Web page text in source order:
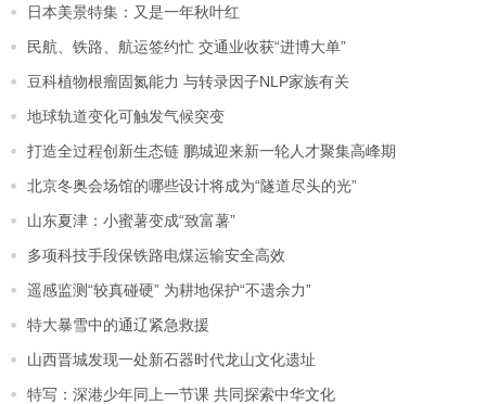
日本美景特集：又是一年秋叶红
民航、铁路、航运签约忙 交通业收获“进博大单”
豆科植物根瘤固氮能力 与转录因子NLP家族有关
地球轨道变化可触发气候突变
打造全过程创新生态链 鹏城迎来新一轮人才聚集高峰期
北京冬奥会场馆的哪些设计将成为“隧道尽头的光”
山东夏津：小蜜薯变成“致富薯”
多项科技手段保铁路电煤运输安全高效
遥感监测“较真碰硬” 为耕地保护“不遗余力”
特大暴雪中的通辽紧急救援
山西晋城发现一处新石器时代龙山文化遗址
特写：深港少年同上一节课 共同探索中华文化